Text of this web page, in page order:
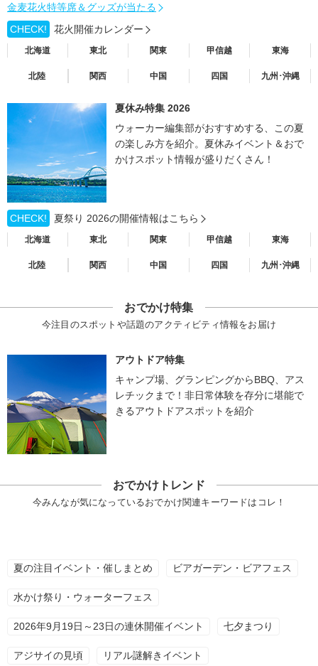
金麦花火特等席＆グッズが当たる
CHECK!
花火開催カレンダー
北海道 東北 関東 甲信越 東海
北陸 関西 中国 四国 九州･沖縄
夏休み特集 2026
ウォーカー編集部がおすすめする、この夏
の楽しみ方を紹介。夏休みイベント＆おで
かけスポット情報が盛りだくさん！
CHECK! 夏祭り 2026の開催情報はこちら
北海道 東北 関東 甲信越 東海
北陸 関西 中国 四国 九州･沖縄
おでかけ特集
今注目のスポットや話題のアクティビティ情報をお届け
アウトドア特集
キャンプ場、グランピングからBBQ、アス
レチックまで！非日常体験を存分に堪能で
きるアウトドアスポットを紹介
おでかけトレンド
今みんなが気になっているおでかけ関連キーワードはコレ！
夏の注目イベント・催しまとめ ビアガーデン・ビアフェス
水かけ祭り・ウォーターフェス
2026年9月19日～23日の連休開催イベント 七夕まつり
アジサイの見頃 リアル謎解きイベント